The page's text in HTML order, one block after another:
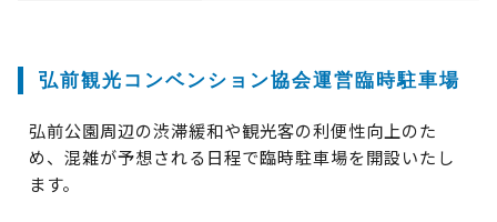
弘前観光コンベンション協会運営臨時駐車場
弘前公園周辺の渋滞緩和や観光客の利便性向上のた
め、混雑が予想される日程で臨時駐車場を開設いたし
ます。